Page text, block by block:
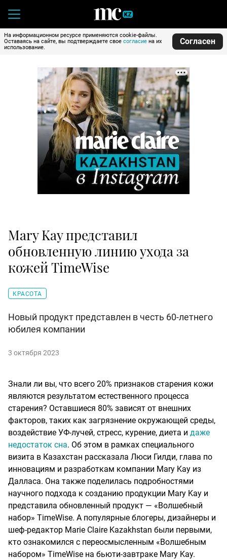
На информационном ресурсе применяются cookie-файлы.
Оставаясь на сайте, вы подтверждаете свое согласие на их
использование.
Согласен
Mary Kay представил
обновленную линию ухода за
кожей TimeWise
КРАСОТА
Новый продукт представлен в честь 60-летнего
юбилея компании
3 октября 2023
Знали ли вы, что всего 20% признаков старения кожи
являются результатом естественного процесса
старения? Оставшиеся 80% зависят от внешних
факторов, таких как загрязнение окружающей среды,
воздействие УФ-лучей, стресс, курение, диета и даже
недостаток сна. Об этом в рамках специального
визита в Казахстан рассказала Люси Гилди, глава по
инновациям и разработкам компании Mary Kay из
Далласа. Она также поделилась подробностями
научного подхода к созданию продукции Mary Kay и
представила обновленный продукт — «Волшебный
набор» TimeWise. А популярные блогеры, дизайнеры и
шеф-редактор Marie Claire Kazakhstan были первыми,
кто ознакомился с переосмысленным «Волшебным
набором» TimeWise на бьюти-завтраке Mary Kay.